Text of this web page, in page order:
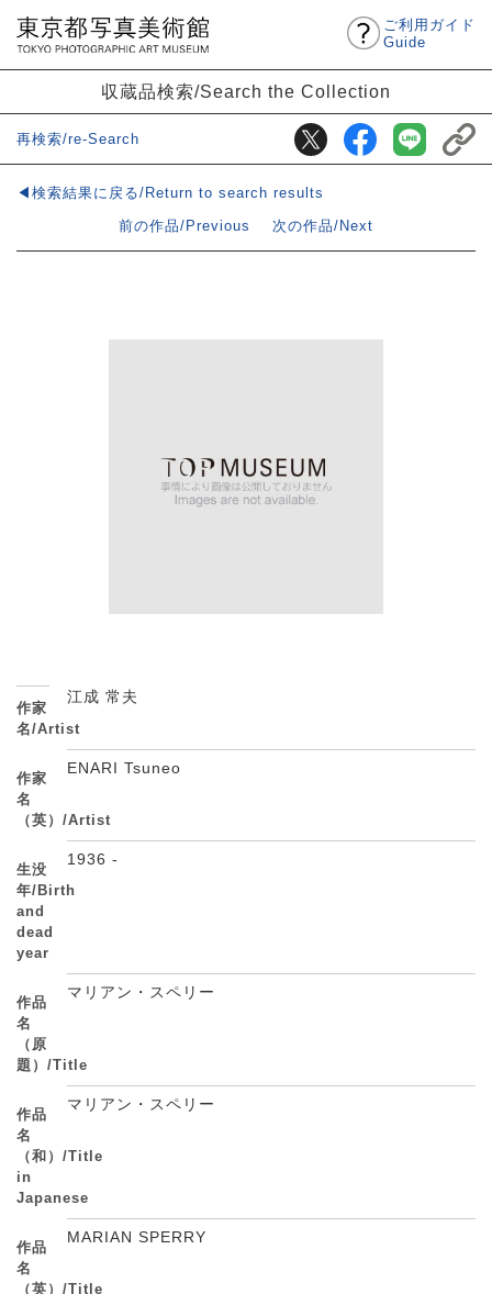
ご利用ガイド
Guide
収蔵品検索/Search the Collection
再検索/re-Search
◀検索結果に戻る/Return to search results
前の作品/Previous
次の作品/Next
作家
名/Artist
江成 常夫
作家
名
（英）/Artist
ENARI Tsuneo
生没
年/Birth
and
dead
year
1936 -
作品
名
（原
題）/Title
マリアン・スペリー
作品
名
（和）/Title
in
Japanese
マリアン・スペリー
作品
名
（英）/Title
MARIAN SPERRY